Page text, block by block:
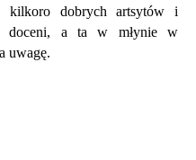
kilkoro dobrych artsytów i
doceni, a ta w młynie w
uwagę.